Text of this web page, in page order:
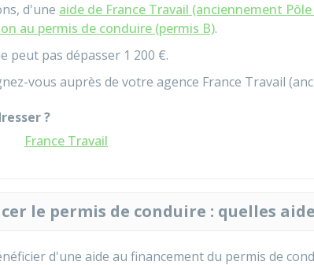
d'une aide de France Travail (anciennement
au permis de conduire (permis B).
peut pas dépasser 1 200 €.
vous auprès de votre agence France Travail
?
France Travail
le permis de conduire : quelles
d'une aide au financement du permis de